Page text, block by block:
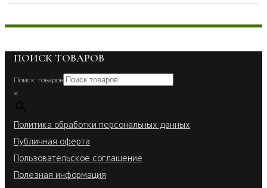
ПОИСК ТОВАРОВ
Поиск товаров
×
Политика обработки персональных данных
Публичная оферта
Пользовательское соглашение
Полезная информация